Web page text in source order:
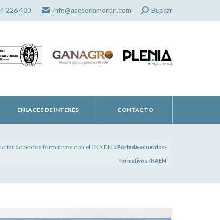
226 400 info@asesoriamorlan.com Search:
Buscar
ENLACES DE INTERÉS CONTACTO
acuerdos formativos con el INAEM »Portada-acuerdos-
formativos-INAEM